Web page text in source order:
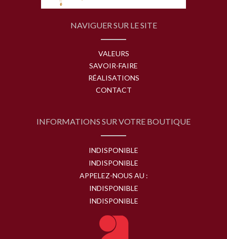
NAVIGUER SUR LE SITE
VALEURS
SAVOIR-FAIRE
RÉALISATIONS
CONTACT
INFORMATIONS SUR VOTRE BOUTIQUE
INDISPONIBLE
INDISPONIBLE
APPELEZ-NOUS AU :
INDISPONIBLE
INDISPONIBLE